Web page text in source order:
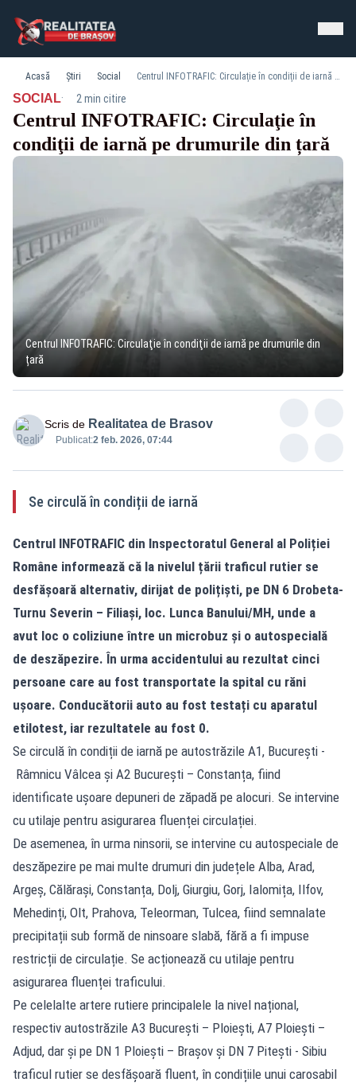
Acasă Știri Social Centrul INFOTRAFIC: Circulaţie în condiţii de iarnă pe drumurile din țară
SOCIAL· 2 min citire
Centrul INFOTRAFIC: Circulaţie în
condiţii de iarnă pe drumurile din țară
Centrul INFOTRAFIC: Circulaţie în condiţii de iarnă pe drumurile din
țară
Scris de Realitatea de Brasov
Publicat:2 feb. 2026, 07:44
Se circulă în condiții de iarnă
Centrul INFOTRAFIC din Inspectoratul General al Poliției
Române informează că la nivelul țării traficul rutier se
desfășoară alternativ, dirijat de polițiști, pe DN 6 Drobeta-
Turnu Severin – Filiași, loc. Lunca Banului/MH, unde a
avut loc o coliziune între un microbuz și o autospecială
de deszăpezire. În urma accidentului au rezultat cinci
persoane care au fost transportate la spital cu răni
ușoare. Conducătorii auto au fost testați cu aparatul
etilotest, iar rezultatele au fost 0.
Se circulă în condiții de iarnă pe autostrăzile A1, București -
Râmnicu Vâlcea și A2 București – Constanța, fiind
identificate ușoare depuneri de zăpadă pe alocuri. Se intervine
cu utilaje pentru asigurarea fluenței circulației.
De asemenea, în urma ninsorii, se intervine cu autospeciale de
deszăpezire pe mai multe drumuri din județele Alba, Arad,
Argeș, Călărași, Constanța, Dolj, Giurgiu, Gorj, Ialomița, Ilfov,
Mehedinți, Olt, Prahova, Teleorman, Tulcea, fiind semnalate
precipitații sub formă de ninsoare slabă, fără a fi impuse
restricții de circulație. Se acționează cu utilaje pentru
asigurarea fluenței traficului.
Pe celelalte artere rutiere principalele la nivel național,
respectiv autostrăzile A3 București – Ploiești, A7 Ploiești –
Adjud, dar și pe DN 1 Ploiești – Brașov și DN 7 Pitești - Sibiu
traficul rutier se desfășoară fluent, în condițiile unui carosabil